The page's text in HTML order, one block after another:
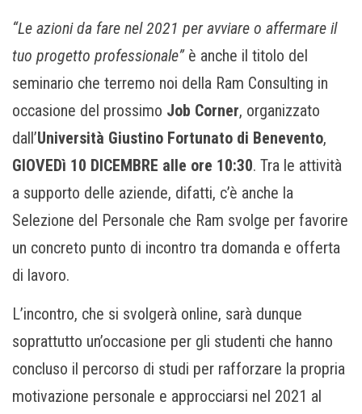
“Le azioni da fare nel 2021 per avviare o affermare il
tuo progetto professionale”è anche il titolo del
seminario che terremo noi della Ram Consulting in
occasione del prossimo Job Corner, organizzato
dall’Università Giustino Fortunato di Benevento,
GIOVEDì 10 DICEMBRE alle ore 10:30. Tra le attività
a supporto delle aziende, difatti, c’è anche la
Selezione del Personale che Ram svolge per favorire
un concreto punto di incontro tra domanda e offerta
di lavoro.
L’incontro, che si svolgerà online, sarà dunque
soprattutto un’occasione per gli studenti che hanno
concluso il percorso di studi per rafforzare la propria
motivazione personale e approcciarsi nel 2021 al